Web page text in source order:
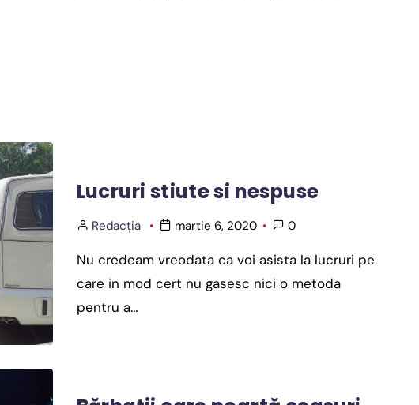
Lucruri stiute si nespuse
Redacția martie 6, 2020 0
Nu credeam vreodata ca voi asista la lucruri pe
care in mod cert nu gasesc nici o metoda
pentru a…